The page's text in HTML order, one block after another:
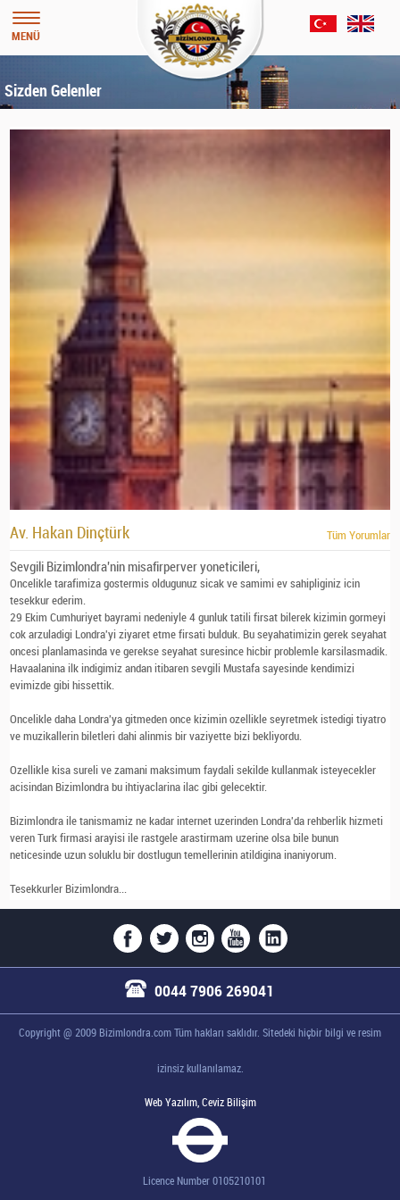
MENÜ
Sizden Gelenler
Av. Hakan Dinçtürk Tüm Yorumlar
Sevgili Bizimlondra'nin misafirperver yoneticileri,
Oncelikle tarafimiza gostermis oldugunuz sicak ve samimi ev sahipliginiz icin
tesekkur ederim.
29 Ekim Cumhuriyet bayrami nedeniyle 4 gunluk tatili firsat bilerek kizimin gormeyi
cok arzuladigi Londra'yi ziyaret etme firsati bulduk. Bu seyahatimizin gerek seyahat
oncesi planlamasinda ve gerekse seyahat suresince hicbir problemle karsilasmadik.
Havaalanina ilk indigimiz andan itibaren sevgili Mustafa sayesinde kendimizi
evimizde gibi hissettik.
Oncelikle daha Londra'ya gitmeden once kizimin ozellikle seyretmek istedigi tiyatro
ve muzikallerin biletleri dahi alinmis bir vaziyette bizi bekliyordu.
Ozellikle kisa sureli ve zamani maksimum faydali sekilde kullanmak isteyecekler
acisindan Bizimlondra bu ihtiyaclarina ilac gibi gelecektir.
Bizimlondra ile tanismamiz ne kadar internet uzerinden Londra'da rehberlik hizmeti
veren Turk firmasi arayisi ile rastgele arastirmam uzerine olsa bile bunun
neticesinde uzun soluklu bir dostlugun temellerinin atildigina inaniyorum.
Tesekkurler Bizimlondra...
0044 7906 269041
Copyright @ 2009 Bizimlondra.com Tüm hakları saklıdır. Sitedeki hiçbir bilgi ve resim
izinsiz kullanılamaz.
Web Yazılım, Ceviz Bilişim
Licence Number 0105210101